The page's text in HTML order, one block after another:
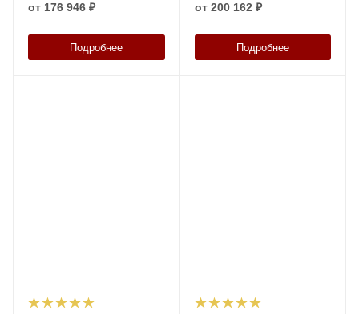
от 176 946 ₽
Подробнее
от 200 162 ₽
Подробнее